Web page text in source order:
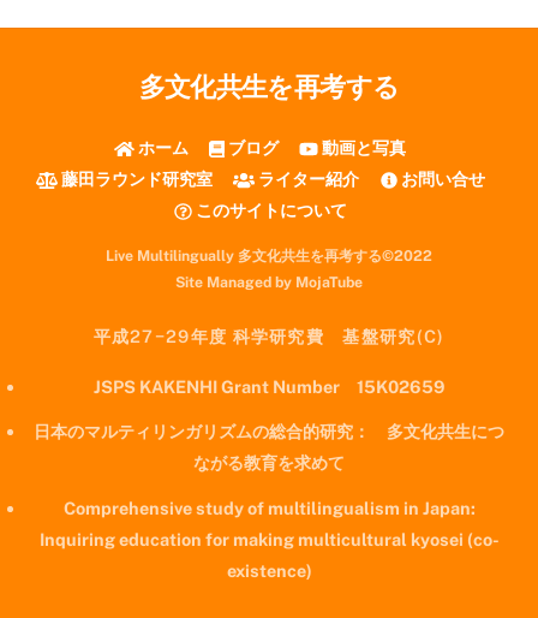
多文化共生を再考する
ホーム ブログ
動画と写真
藤田ラウンド研究室
ライター紹介
お問い合せ
このサイトについて
Live Multilingually 多文化共生を再考する©2022
Site Managed by MojaTube
平成27−29年度 科学研究費 基盤研究(C)
JSPS KAKENHI Grant Number 15K02659
日本のマルティリンガリズムの総合的研究： 多文化共生につ
ながる教育を求めて
Comprehensive study of multilingualism in Japan:
Inquiring education for making multicultural kyosei (co-
existence)